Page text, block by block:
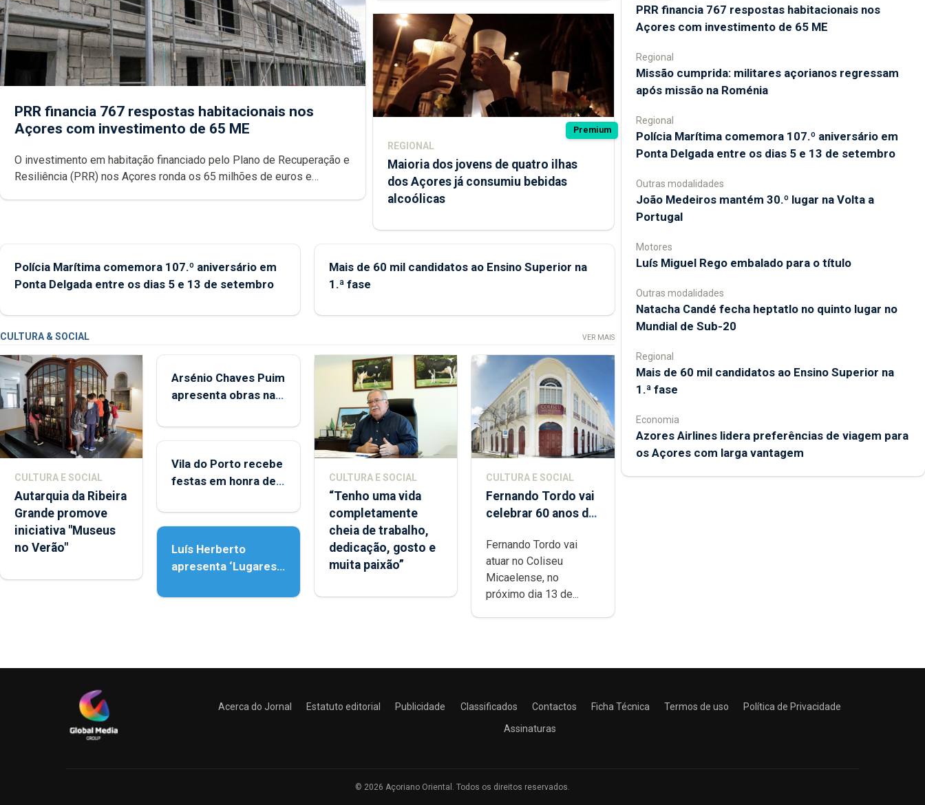
PRR financia 767 respostas habitacionais nos
Açores com investimento de 65 ME
O investimento em habitação financiado pelo Plano de Recuperação e
Resiliência (PRR) nos Açores ronda os 65 milhões de euros e
Premium
REGIONAL
Maioria dos jovens de quatro ilhas
dos Açores já consumiu bebidas
alcoólicas
Polícia Marítima comemora 107.º aniversário em
Ponta Delgada entre os dias 5 e 13 de setembro
Mais de 60 mil candidatos ao Ensino Superior na
1.ª fase
CULTURA & SOCIAL VER MAIS
CULTURA E SOCIAL
Autarquia da Ribeira
Grande promove
iniciativa "Museus
no Verão"
Arsénio Chaves Puim
apresenta obras na
Porto
Vila do Porto recebe
festas em honra de
Assunção
Luís Herberto
apresenta ‘Lugares
CULTURA E SOCIAL
“Tenho uma vida
completamente
cheia de trabalho,
dedicação, gosto e
muita paixão”
CULTURA E SOCIAL
Fernando Tordo vai
celebrar 60 anos de
Micaelense
Fernando Tordo vai
atuar no Coliseu
Micaelense, no
próximo dia 13 de...
PRR financia 767 respostas habitacionais nos
Açores com investimento de 65 ME
Regional
Missão cumprida: militares açorianos regressam
após missão na Roménia
Regional
Polícia Marítima comemora 107.º aniversário em
Ponta Delgada entre os dias 5 e 13 de setembro
Outras modalidades
João Medeiros mantém 30.º lugar na Volta a
Portugal
Motores
Luís Miguel Rego embalado para o título
Outras modalidades
Natacha Candé fecha heptatlo no quinto lugar no
Mundial de Sub-20
Regional
Mais de 60 mil candidatos ao Ensino Superior na
1.ª fase
Economia
Azores Airlines lidera preferências de viagem para
os Açores com larga vantagem
Acerca do Jornal Estatuto editorial Publicidade Classificados Contactos Ficha Técnica Termos de uso
Política de Privacidade
Assinaturas
© 2026 Açoriano Oriental. Todos os direitos reservados.